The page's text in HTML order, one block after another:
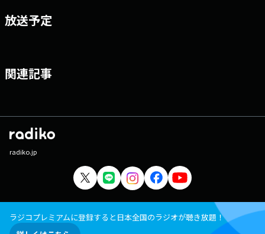
放送予定
関連記事
radiko.jp
ラジコプレミアムに登録すると日本全国のラジオが聴き放題！